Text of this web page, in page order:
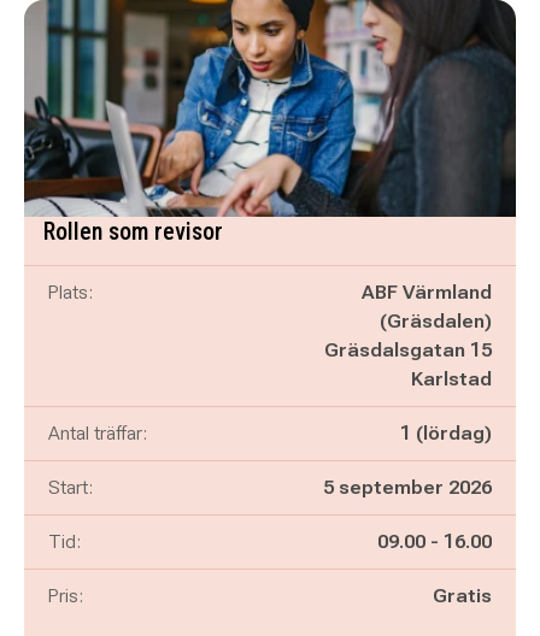
Rollen som revisor
Plats:
ABF Värmland
(Gräsdalen)
Gräsdalsgatan 15
Karlstad
Antal träffar: 1 (lördag)
Start: 5 september 2026
Tid: Pågår mellan
09.00 - och
16.00
Pris: Gratis